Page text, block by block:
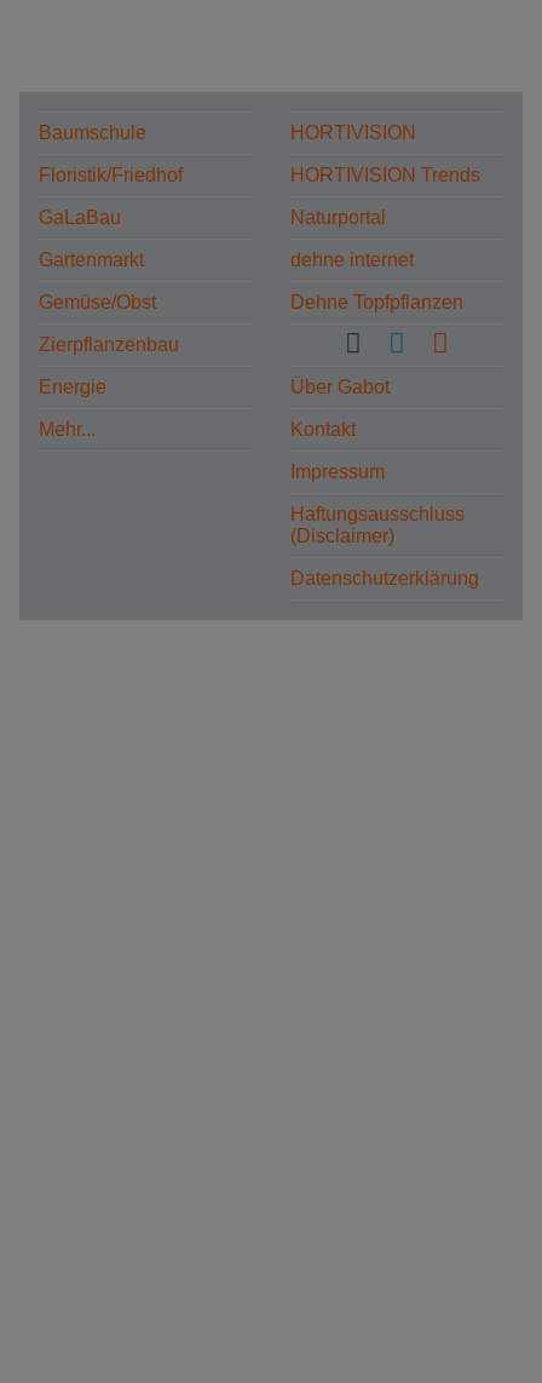
Baumschule
Floristik/Friedhof
GaLaBau
Gartenmarkt
Gemüse/Obst
Zierpflanzenbau
Energie
Mehr...
HORTIVISION
HORTIVISION Trends
Naturportal
dehne internet
Dehne Topfpflanzen
Über Gabot
Kontakt
Impressum
Haftungsausschluss
(Disclaimer)
Datenschutzerklärung